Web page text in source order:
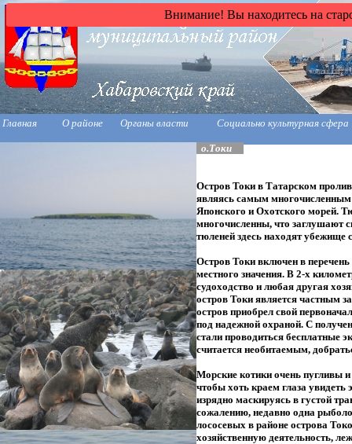
Внимание! Вы находитесь на
Главная О районе Органы власти Социально культурная сфера
о.Токи
Остров Токи в Татарском
являясь самым
Японского и Охотского морей.
многочисленны, что заглушают
тюленей здесь находят
Остров Токи включен в
местного значения. В 2-х
судоходство и любая другая
остров Токи является частным
остров приобрел свой
под надежной охраной. С
стали проводиться бесплатные
считается необитаемым,
Морские котики очень пугливы
чтобы хоть краем глаза
изрядно маскируясь в густой
сожалению, недавно одна
лососевых в районе острова
хозяйственную деятельность,